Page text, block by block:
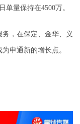
单量保持在4500万。
，在保定、金华、义
申通新的增长点。